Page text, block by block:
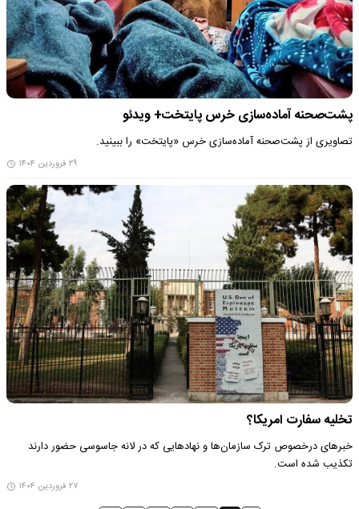
پشت‌صحنه آماده‌سازی خرس پایتخت+ ویدئو
تصاویری از پشت‌صحنه آماده‌سازی خرس «پایتخت» را ببینید.
۲۹ فروردین ۱۴۰۴
تخلیه سفارت امریکا؟
خبرهای درخصوص ترک سازمان‌ها و نهادهایی که در لانه جاسوسی حضور دارند
تکذیب شده است.
۲۷ فروردین ۱۴۰۴